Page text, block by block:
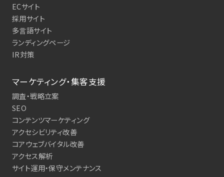
ECサイト
採用サイト
多言語サイト
ランディングページ
IR対策
マーケティング・集客支援
調査・戦略立案
SEO
コンテンツマーケティング
アクセシビリティ改善
コアウェブバイタル改善
アクセス解析
サイト運用・保守メンテナンス